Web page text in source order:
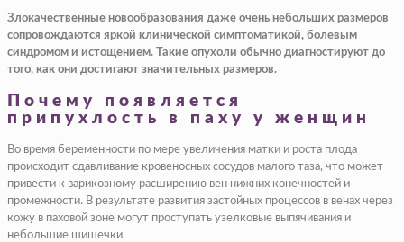
Злокачественные новообразования даже очень небольших размеров
сопровождаются яркой клинической симптоматикой, болевым
синдромом и истощением. Такие опухоли обычно диагностируют до
того, как они достигают значительных размеров.
Почему появляется
припухлость в паху у женщин
Во время беременности по мере увеличения матки и роста плода
происходит сдавливание кровеносных сосудов малого таза, что может
привести к варикозному расширению вен нижних конечностей и
промежности. В результате развития застойных процессов в венах через
кожу в паховой зоне могут проступать узелковые выпячивания и
небольшие шишечки.